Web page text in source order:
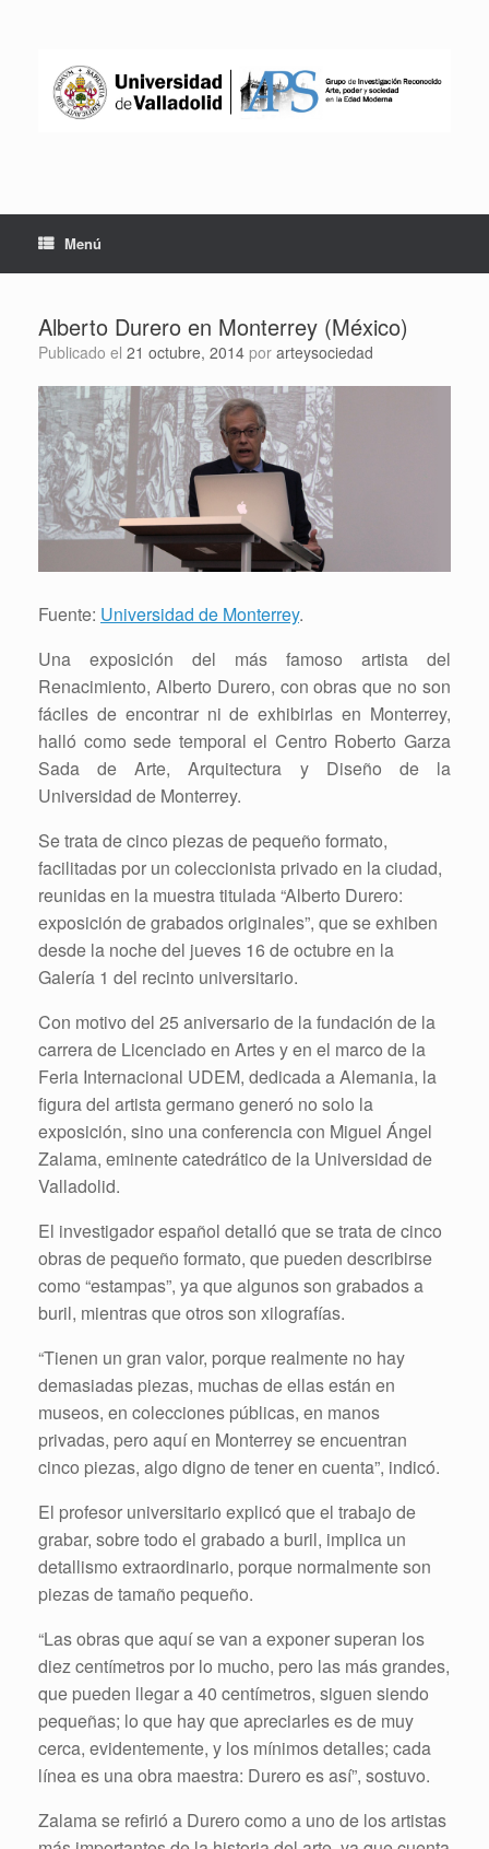
Menú
Alberto Durero en Monterrey (México)
Publicado el 21 octubre, 2014 por arteysociedad
Fuente: Universidad de Monterrey.
Una exposición del más famoso artista del
Renacimiento, Alberto Durero, con obras que no son
fáciles de encontrar ni de exhibirlas en Monterrey,
halló como sede temporal el Centro Roberto Garza
Sada de Arte, Arquitectura y Diseño de la
Universidad de Monterrey.
Se trata de cinco piezas de pequeño formato,
facilitadas por un coleccionista privado en la ciudad,
reunidas en la muestra titulada “Alberto Durero:
exposición de grabados originales”, que se exhiben
desde la noche del jueves 16 de octubre en la
Galería 1 del recinto universitario.
Con motivo del 25 aniversario de la fundación de la
carrera de Licenciado en Artes y en el marco de la
Feria Internacional UDEM, dedicada a Alemania, la
figura del artista germano generó no solo la
exposición, sino una conferencia con Miguel Ángel
Zalama, eminente catedrático de la Universidad de
Valladolid.
El investigador español detalló que se trata de cinco
obras de pequeño formato, que pueden describirse
como “estampas”, ya que algunos son grabados a
buril, mientras que otros son xilografías.
“Tienen un gran valor, porque realmente no hay
demasiadas piezas, muchas de ellas están en
museos, en colecciones públicas, en manos
privadas, pero aquí en Monterrey se encuentran
cinco piezas, algo digno de tener en cuenta”, indicó.
El profesor universitario explicó que el trabajo de
grabar, sobre todo el grabado a buril, implica un
detallismo extraordinario, porque normalmente son
piezas de tamaño pequeño.
“Las obras que aquí se van a exponer superan los
diez centímetros por lo mucho, pero las más grandes,
que pueden llegar a 40 centímetros, siguen siendo
pequeñas; lo que hay que apreciarles es de muy
cerca, evidentemente, y los mínimos detalles; cada
línea es una obra maestra: Durero es así”, sostuvo.
Zalama se refirió a Durero como a uno de los artistas